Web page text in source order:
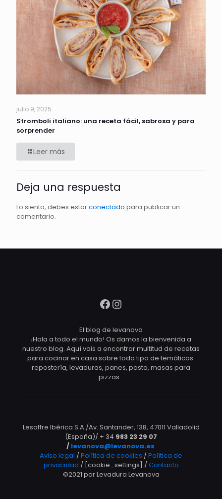
julio 9, 2025
Stromboli italiano: una receta fácil, sabrosa y para
sorprender
Leer más
Deja una respuesta
Lo siento, debes estarconectado para publicar un
comentario.
Facebook
Instagram
El blog de levanova
¡Hola a todo el mundo! Os damos la bienvenida a
nuestro blog. Aquí vais a encontrar multitud de recetas
para cocinar en casa sobre todo tipo de temáticas:
repostería, levaduras, panes, pasta, masas para
pizzas…
Lesaffre Ibérica S.A /Av. Santander, 138, 47011 Valladolid
(España)/ + 34 983 23 29 07
/ levanova@levanova.es
Aviso legal /Política de cookies /Política de
privacidad / [cookie_settings] /Contacto
©2021 por Levadura Levanova